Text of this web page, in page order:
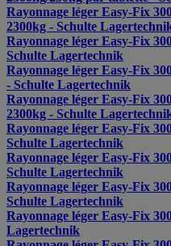
Rayonnage léger Easy-Fix
2300kg - Schulte
Rayonnage léger Easy-Fix
Schulte Lagertechnik
Rayonnage léger Easy-Fix
- Schulte Lagertechnik
Rayonnage léger Easy-Fix
2300kg - Schulte
Rayonnage léger Easy-Fix
Schulte Lagertechnik
Rayonnage léger Easy-Fix
Schulte Lagertechnik
Rayonnage léger Easy-Fix
Schulte Lagertechnik
Rayonnage léger Easy-Fix
Lagertechnik